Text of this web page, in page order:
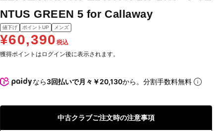
NTUS GREEN 5 for Callaway
値下げ ポイントUP メンズ
¥60,390 税込
獲得ポイントはログイン後に表示されます。
なら3回払いで月々￥20,130から。分割手数料無料
中古クラブご注文時の注意事項